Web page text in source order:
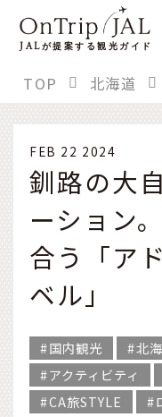
JALが提案する観光ガイド
TOP 北海道
FEB 22 2024
釧路の大
ーション
合う「ア
ベル」
国内観光 北
アクティビティ
CA旅STYLE